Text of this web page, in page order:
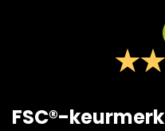
FSC®-keurmerk